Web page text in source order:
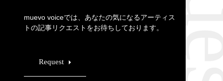
muevo voiceでは、あなたの気になるアーティス
トの記事リクエストをお待ちしております。
Request